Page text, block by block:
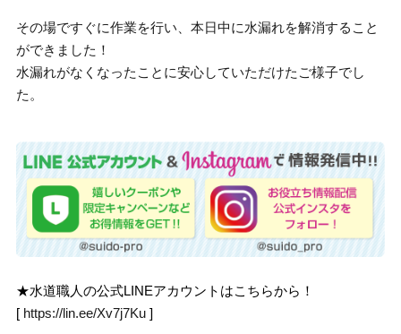
その場ですぐに作業を行い、本日中に水漏れを解消すること
ができました！
水漏れがなくなったことに安心していただけたご様子でし
た。
★水道職人の公式LINEアカウントはこちらから！
[ https://lin.ee/Xv7j7Ku ]